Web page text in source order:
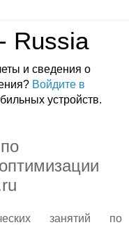
Russia
и сведения о
Войдите в
устройств.
занятий по